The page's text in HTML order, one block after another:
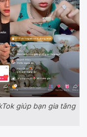
giúp bạn gia tăng